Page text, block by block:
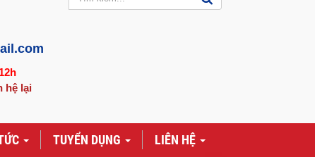
hệ lại
TUYỂN DỤNG LIÊN HỆ